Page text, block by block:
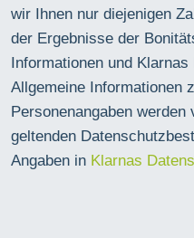
wir Ihnen nur diejenigen
der Ergebnisse der
Informationen und
Allgemeine Informationen
Personenangaben
geltenden
Angaben in Klarnas